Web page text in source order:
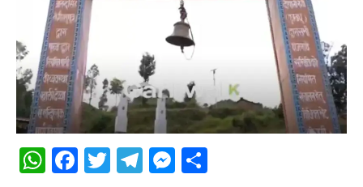
WhatsApp
Facebook
Twitter
Telegram
Messenger